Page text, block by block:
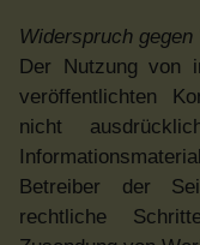
Widerspruch gegen
Der Nutzung von
veröffentlichten
nicht
Betreiber der
rechtliche